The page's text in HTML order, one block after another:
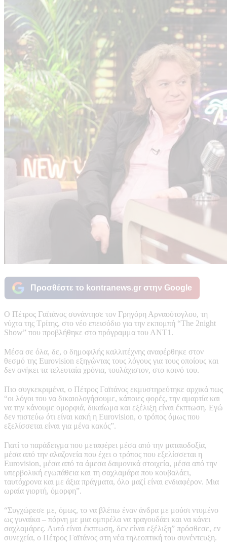
Προσθέστε το kontranews.gr στην Google
Ο Πέτρος Γαϊτάνος συνάντησε τον Γρηγόρη Αρναούτογλου, τη
νύχτα της Τρίτης, στο νέο επεισόδιο για την εκπομπή “The 2night
Show” που προβλήθηκε στο πρόγραμμα του ΑΝΤ1.
Μέσα σε όλα, δε, ο δημοφιλής καλλιτέχνης αναφέρθηκε στον
θεσμό της Eurovision εξηγώντας τους λόγους για τους οποίους και
δεν ανήκει τα τελευταία χρόνια, τουλάχιστον, στο κοινό του.
Πιο συγκεκριμένα, ο Πέτρος Γαϊτάνος εκμυστηρεύτηκε αρχικά πως
“οι λόγοι του να δικαιολογήσουμε, κάποιες φορές, την αμαρτία και
να την κάνουμε ομορφιά, δικαίωμα και εξέλιξη είναι έκπτωση. Εγώ
δεν πιστεύω ότι είναι κακή η Eurovision, ο τρόπος όμως που
εξελίσσεται είναι για μένα κακός”.
Γιατί το παράδειγμα που μεταφέρει μέσα από την ματαιοδοξία,
μέσα από την αλαζονεία που έχει ο τρόπος που εξελίσσεται η
Eurovision, μέσα από τα άμεσα δαιμονικά στοιχεία, μέσα από την
υπερβολική εγωπάθεια και τη σαχλαμάρα που κουβαλάει,
ταυτόχρονα και με άξια πράγματα, όλο μαζί είναι ενδιαφέρον. Μια
ωραία γιορτή, όμορφη”.
“Συγχώρεσε με, όμως, το να βλέπω έναν άνδρα με μούσι ντυμένο
ως γυναίκα – πόρνη με μια ομπρέλα να τραγουδάει και να κάνει
σαχλαμάρες. Αυτό είναι έκπτωση, δεν είναι εξέλιξη” πρόσθεσε, εν
συνεχεία, ο Πέτρος Γαϊτάνος στη νέα τηλεοπτική του συνέντευξη.